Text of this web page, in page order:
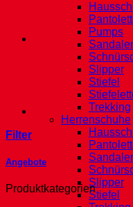
Pumps
Slipper
Stiefel
Trekking
Herrenschuhe
Slipper
Stiefel
Filter
Angebote
Produktkategorien